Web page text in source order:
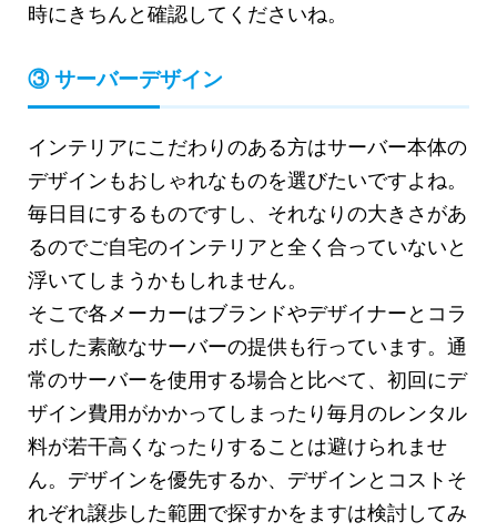
時にきちんと確認してくださいね。
③ サーバーデザイン
インテリアにこだわりのある方はサーバー本体の
デザインもおしゃれなものを選びたいですよね。
毎日目にするものですし、それなりの大きさがあ
るのでご自宅のインテリアと全く合っていないと
浮いてしまうかもしれません。
そこで各メーカーはブランドやデザイナーとコラ
ボした素敵なサーバーの提供も行っています。通
常のサーバーを使用する場合と比べて、初回にデ
ザイン費用がかかってしまったり毎月のレンタル
料が若干高くなったりすることは避けられませ
ん。デザインを優先するか、デザインとコストそ
れぞれ譲歩した範囲で探すかをますは検討してみ